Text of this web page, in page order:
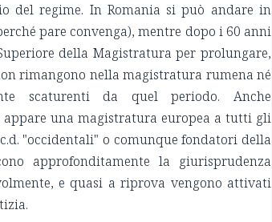
del regime. In Romania si può andare in
pare convenga), mentre dopo i 60 anni
della Magistratura per prolungare,
rimangono nella magistratura rumena né
scaturenti da quel periodo. Anche
appare una magistratura europea a tutti gli
"occidentali" o comunque fondatori della
approfonditamente la giurisprudenza
e quasi a riprova vengono attivati